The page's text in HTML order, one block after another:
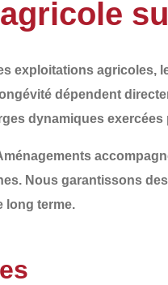
exploitations agricoles,
dépendent
dynamiques exercées
. Nous garantissons
long terme.